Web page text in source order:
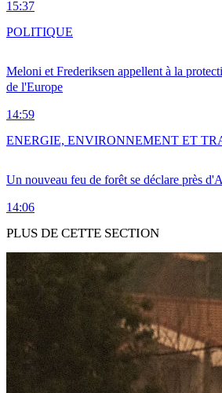
15:37
Meloni et Frederiksen appellent à la
de l'Europe
14:59
POLITIQUE
Un nouveau feu de forêt se déclare près
14:06
ENERGIE, ENVIRONNEMENT ET
PLUS DE CETTE SECTION